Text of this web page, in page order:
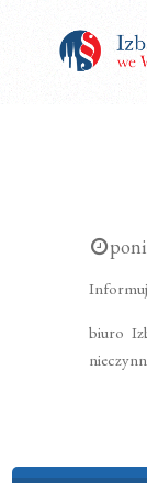
biuro